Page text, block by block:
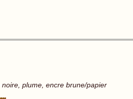
noire, plume, encre brune/papier